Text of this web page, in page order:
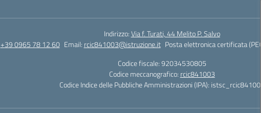
Indirizzo:Via f. Turati, 44 Melito P. Salvo
+39 0965 78 12 60 Email: rcic841003@istruzione.it Posta elettronica certificata (PEC):
Codice fiscale: 92034530805
Codice meccanografico: rcic841003
Codice Indice delle Pubbliche Amministrazioni (IPA): istsc_rcic841003